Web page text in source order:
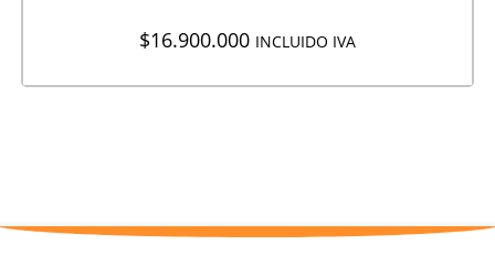
$16.900.000 INCLUIDO IVA